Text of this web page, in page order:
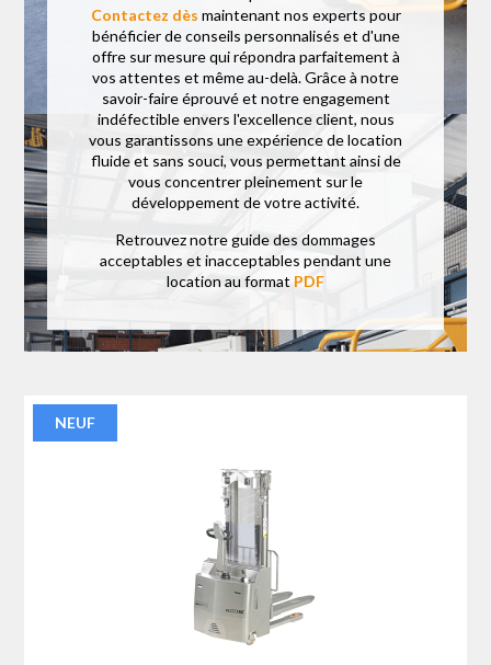
Contactez dès maintenant nos experts pour
bénéficier de conseils personnalisés et d'une
offre sur mesure qui répondra parfaitement à
vos attentes et même au-delà. Grâce à notre
savoir-faire éprouvé et notre engagement
indéfectible envers l'excellence client, nous
vous garantissons une expérience de location
fluide et sans souci, vous permettant ainsi de
vous concentrer pleinement sur le
développement de votre activité.
Retrouvez notre guide des dommages
acceptables et inacceptables pendant une
location au format PDF
NEUF